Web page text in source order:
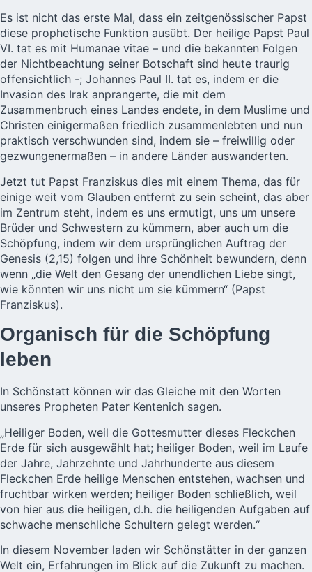
Es ist nicht das erste Mal, dass ein zeitgenössischer Papst
diese prophetische Funktion ausübt. Der heilige Papst Paul
VI. tat es mit Humanae vitae – und die bekannten Folgen
der Nichtbeachtung seiner Botschaft sind heute traurig
offensichtlich -; Johannes Paul II. tat es, indem er die
Invasion des Irak anprangerte, die mit dem
Zusammenbruch eines Landes endete, in dem Muslime und
Christen einigermaßen friedlich zusammenlebten und nun
praktisch verschwunden sind, indem sie – freiwillig oder
gezwungenermaßen – in andere Länder auswanderten.
Jetzt tut Papst Franziskus dies mit einem Thema, das für
einige weit vom Glauben entfernt zu sein scheint, das aber
im Zentrum steht, indem es uns ermutigt, uns um unsere
Brüder und Schwestern zu kümmern, aber auch um die
Schöpfung, indem wir dem ursprünglichen Auftrag der
Genesis (2,15) folgen und ihre Schönheit bewundern, denn
wenn „die Welt den Gesang der unendlichen Liebe singt,
wie könnten wir uns nicht um sie kümmern“ (Papst
Franziskus).
Organisch für die Schöpfung
leben
In Schönstatt können wir das Gleiche mit den Worten
unseres Propheten Pater Kentenich sagen.
„Heiliger Boden, weil die Gottesmutter dieses Fleckchen
Erde für sich ausgewählt hat; heiliger Boden, weil im Laufe
der Jahre, Jahrzehnte und Jahrhunderte aus diesem
Fleckchen Erde heilige Menschen entstehen, wachsen und
fruchtbar wirken werden; heiliger Boden schließlich, weil
von hier aus die heiligen, d.h. die heiligenden Aufgaben auf
schwache menschliche Schultern gelegt werden.“
In diesem November laden wir Schönstätter in der ganzen
Welt ein, Erfahrungen im Blick auf die Zukunft zu machen.